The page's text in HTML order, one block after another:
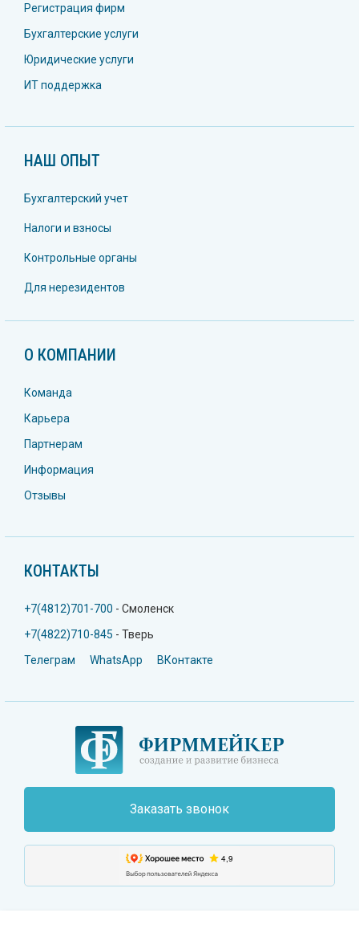
Заказать звонок
Регистрация фирм
Бухгалтерские услуги
Юридические услуги
ИТ поддержка
О КОМПАНИИ
Команда
Карьера
Партнерам
Информация
Отзывы
НАШ ОПЫТ
Бухгалтерский учет
Налоги и взносы
Контрольные органы
Для нерезидентов
КОНТАКТЫ
+7(4812)701-700 - Смоленск
+7(4822)710-845 - Тверь
Телеграм
WhatsApp ВКонтакте